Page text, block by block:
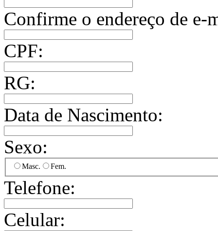
Confirme o endereço de e-
CPF:
RG:
Data de Nascimento:
Sexo:
Masc. Fem.
Telefone:
Celular: